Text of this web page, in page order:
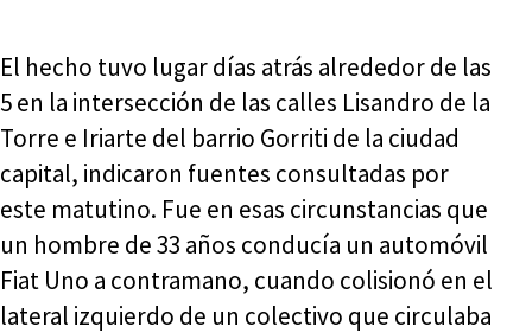
El hecho tuvo lugar días atrás alrededor de las
5 en la intersección de las calles Lisandro de la
Torre e Iriarte del barrio Gorriti de la ciudad
capital, indicaron fuentes consultadas por
este matutino. Fue en esas circunstancias que
un hombre de 33 años conducía un automóvil
Fiat Uno a contramano, cuando colisionó en el
lateral izquierdo de un colectivo que circulaba